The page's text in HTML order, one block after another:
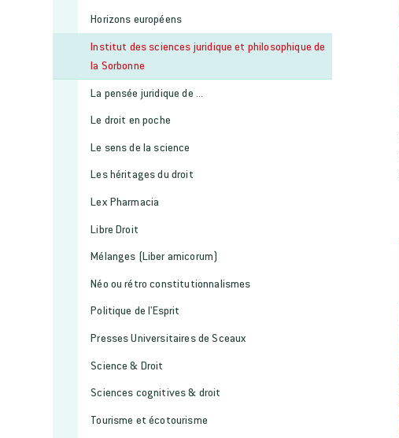
Horizons européens
Institut des sciences juridique et philosophique de
la Sorbonne
La pensée juridique de ...
Le droit en poche
Le sens de la science
Les héritages du droit
Lex Pharmacia
Libre Droit
Mélanges (Liber amicorum)
Néo ou rétro constitutionnalismes
Politique de l'Esprit
Presses Universitaires de Sceaux
Science & Droit
Sciences cognitives & droit
Tourisme et écotourisme